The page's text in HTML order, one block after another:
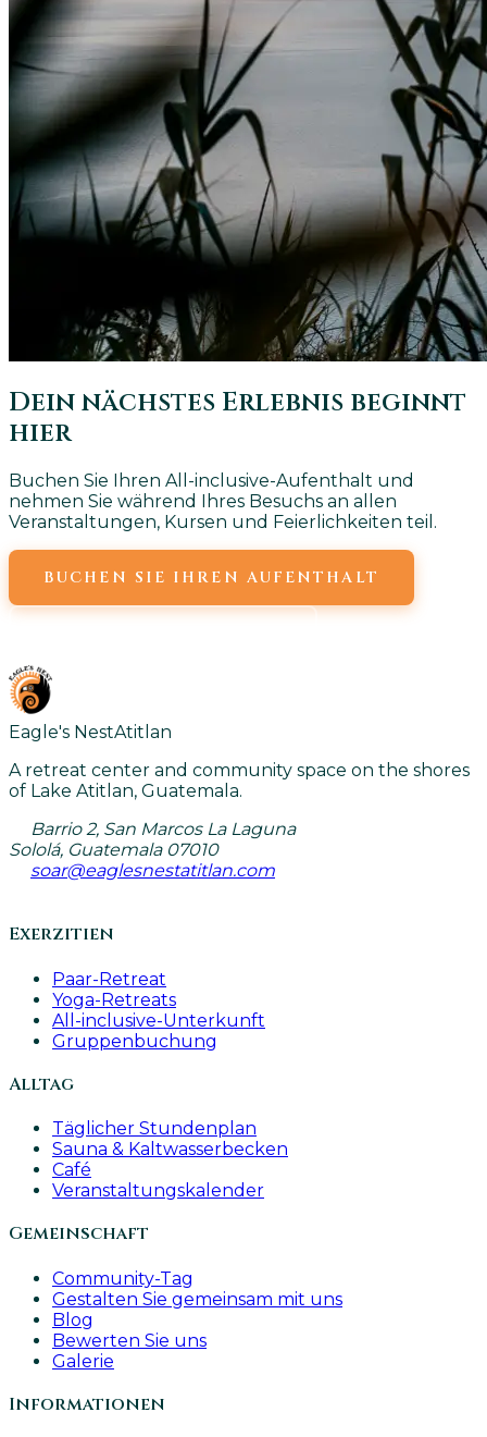
Dein nächstes Erlebnis beginnt
hier
Buchen Sie Ihren All-inclusive-Aufenthalt und
nehmen Sie während Ihres Besuchs an allen
Veranstaltungen, Kursen und Feierlichkeiten teil.
BUCHEN SIE IHREN AUFENTHALT
Eagle's NestAtitlan
A retreat center and community space on the shores
of Lake Atitlan, Guatemala.
Barrio 2, San Marcos La Laguna
Sololá, Guatemala 07010
soar@eaglesnestatitlan.com
Exerzitien
Paar-Retreat
Yoga-Retreats
All-inclusive-Unterkunft
Gruppenbuchung
Alltag
Täglicher Stundenplan
Sauna & Kaltwasserbecken
Café
Veranstaltungskalender
Gemeinschaft
Community-Tag
Gestalten Sie gemeinsam mit uns
Blog
Bewerten Sie uns
Galerie
Informationen